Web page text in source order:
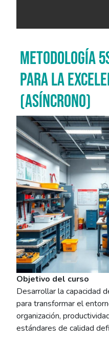
METODOLOGÍA
PARA LA
(ASÍNCRONO)
Imagen del curso
Objetivo del curso
Desarrollar la capacidad
para transformar el
organización,
estándares de calidad